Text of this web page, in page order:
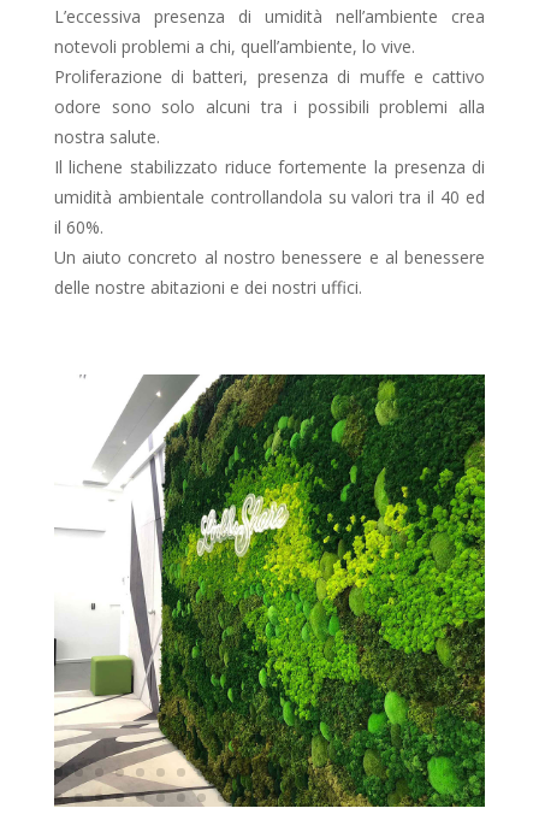
L’eccessiva presenza di umidità nell’ambiente crea
notevoli problemi a chi, quell’ambiente, lo vive.
Proliferazione di batteri, presenza di muffe e cattivo
odore sono solo alcuni tra i possibili problemi alla
nostra salute.
Il lichene stabilizzato riduce fortemente la presenza di
umidità ambientale controllandola su valori tra il 40 ed
il 60%.
Un aiuto concreto al nostro benessere e al benessere
delle nostre abitazioni e dei nostri uffici.